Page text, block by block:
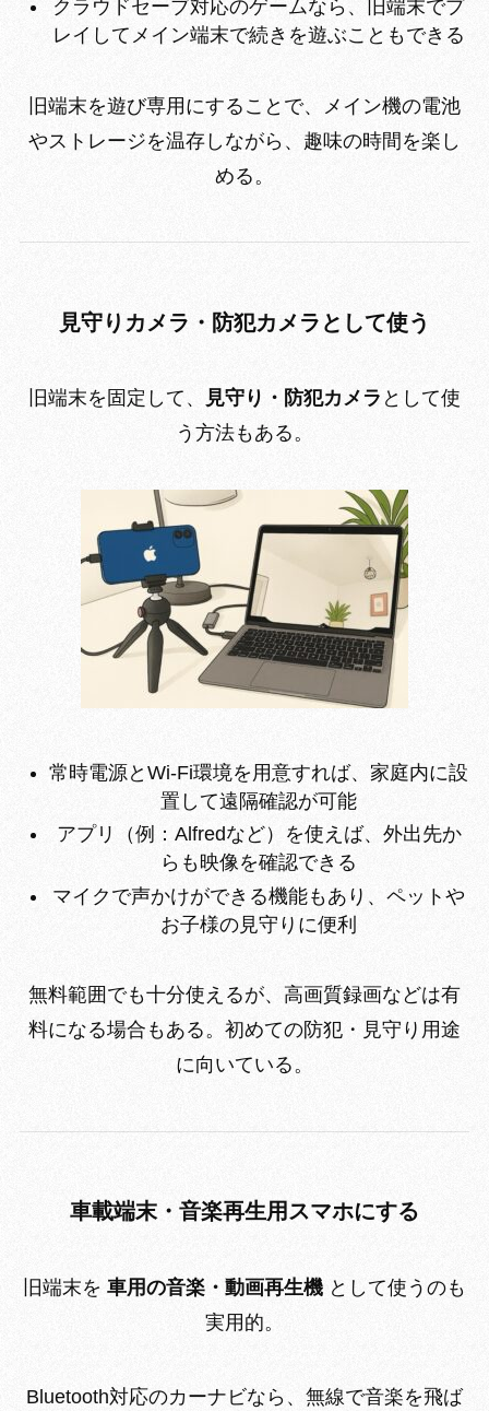
クラウドセーブ対応のゲームなら、旧端末でプ
レイしてメイン端末で続きを遊ぶこともできる
旧端末を遊び専用にすることで、メイン機の電池
やストレージを温存しながら、趣味の時間を楽し
める。
見守りカメラ・防犯カメラとして使う
旧端末を固定して、 見守り・防犯カメラ として使
う方法もある。
常時電源とWi-Fi環境を用意すれば、家庭内に設
置して遠隔確認が可能
アプリ（例：Alfredなど）を使えば、外出先か
らも映像を確認できる
マイクで声かけができる機能もあり、ペットや
お子様の見守りに便利
無料範囲でも十分使えるが、高画質録画などは有
料になる場合もある。初めての防犯・見守り用途
に向いている。
車載端末・音楽再生用スマホにする
旧端末を 車用の音楽・動画再生機 として使うのも
実用的。
Bluetooth対応のカーナビなら、無線で音楽を飛ば